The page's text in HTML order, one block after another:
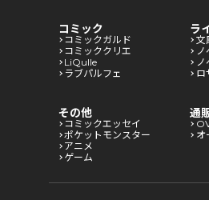
コミック
コミックガルド
コミッククリエ
LiQulle
ラブパルフェ
ラ
文
ノ
ノ
ロ
その他
コミックエッセイ
ポケットモンスター
アニメ
ゲーム
通
オ